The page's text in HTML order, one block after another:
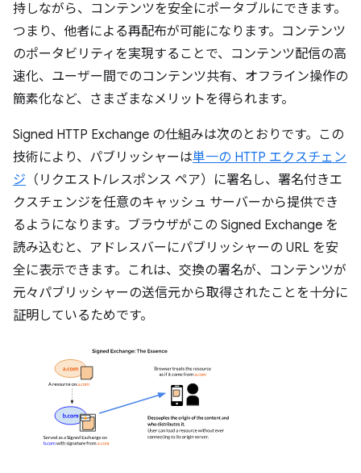
持しながら、コンテンツを安全にポータブルにできます。
つまり、他者による再配布が可能になります。コンテンツ
のポータビリティを実現することで、コンテンツ配信の高
速化、ユーザー間でのコンテンツ共有、オフライン操作の
簡素化など、さまざまなメリットを得られます。
Signed HTTP Exchange の仕組みは次のとおりです。この
技術により、パブリッシャーは単一の HTTP エクスチェン
ジ （リクエスト/レスポンス ペア）に署名し、署名付きエ
クスチェンジを任意のキャッシュ サーバーから提供でき
るようになります。ブラウザがこの Signed Exchange を
読み込むと、アドレスバーにパブリッシャーの URL を安
全に表示できます。これは、交換の署名が、コンテンツが
元々パブリッシャーの送信元から取得されたことを十分に
証明しているためです。